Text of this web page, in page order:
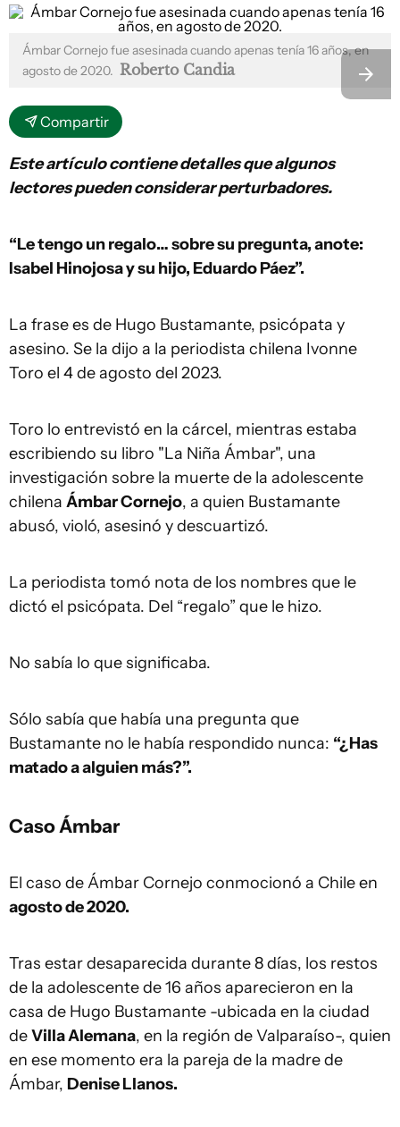
Ámbar Cornejo fue asesinada cuando apenas tenía 16 años, en
agosto de 2020. Roberto Candia
Compartir
Este artículo contiene detalles que algunos
lectores pueden considerar perturbadores.
“Le tengo un regalo… sobre su pregunta, anote:
Isabel Hinojosa y su hijo, Eduardo Páez”.
La frase es de Hugo Bustamante, psicópata y
asesino. Se la dijo a la periodista chilena Ivonne
Toro el 4 de agosto del 2023.
Toro lo entrevistó en la cárcel, mientras estaba
escribiendo su libro "La Niña Ámbar", una
investigación sobre la muerte de la adolescente
chilena Ámbar Cornejo, a quien Bustamante
abusó, violó, asesinó y descuartizó.
La periodista tomó nota de los nombres que le
dictó el psicópata. Del “regalo” que le hizo.
No sabía lo que significaba.
Sólo sabía que había una pregunta que
Bustamante no le había respondido nunca: “¿Has
matado a alguien más?”.
Caso Ámbar
El caso de Ámbar Cornejo conmocionó a Chile en
agosto de 2020.
Tras estar desaparecida durante 8 días, los restos
de la adolescente de 16 años aparecieron en la
casa de Hugo Bustamante -ubicada en la ciudad
deVilla Alemana, en la región de Valparaíso-, quien
en ese momento era la pareja de la madre de
Ámbar, Denise Llanos.